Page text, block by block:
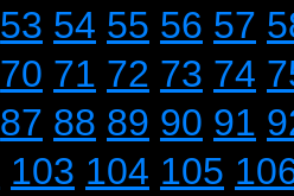
53 54 55 56 57
70 71 72 73 74
87 88 89 90 91
103 104 105